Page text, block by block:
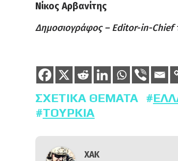
Νίκος Αρβανίτης
Δημοσιογράφος – Editor-in-Chief
ΣΧΕΤΙΚΆ ΘΈΜΑΤΑ
ΤΟΥΡΚΊΑ
ΧΑΚ